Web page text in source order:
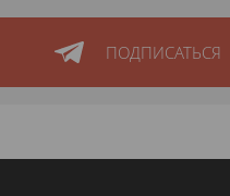
ПОДПИСАТЬСЯ